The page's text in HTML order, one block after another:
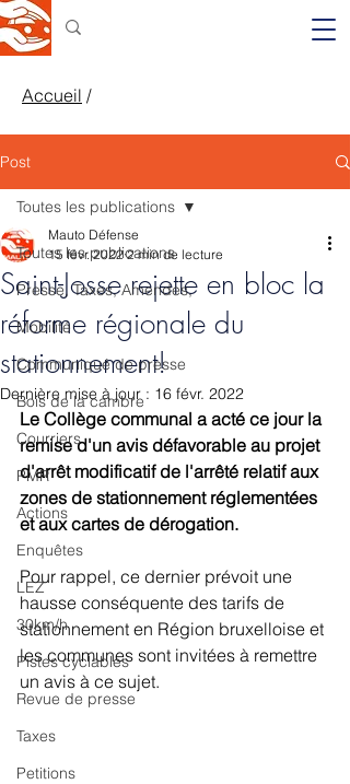
Accueil /
Post
Toutes les publications
Presse, Taxes, Amendes,
Mobilité
Communiqué de presse
Bois de la cambre
Courriers
PMR
Actions
Enquêtes
LEZ
30km/h
Pistes cyclables
Revue de presse
Taxes
Petitions
Toutes les publications
Saint-Josse rejette en bloc la
réforme régionale du
stationnement!
Mauto Défense
15 févr. 2022 2 min de lecture
Dernière mise à jour : 16 févr. 2022
Le Collège communal a acté ce jour la
remise d'un avis défavorable au projet
d'arrêt modificatif de l'arrêté relatif aux
zones de stationnement réglementées
et aux cartes de dérogation.
Pour rappel, ce dernier prévoit une
hausse conséquente des tarifs de
stationnement en Région bruxelloise et
les communes sont invitées à remettre
un avis à ce sujet.